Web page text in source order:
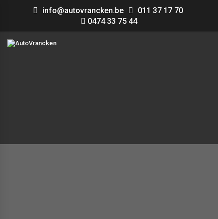
info@autovrancken.be
011 37 17 70
0474 33 75 44